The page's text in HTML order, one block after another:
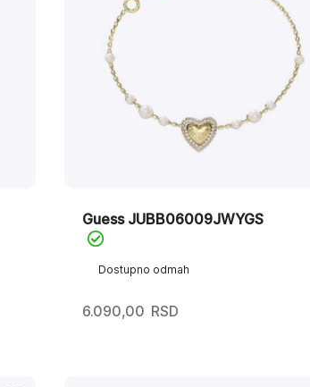
Dostupno odmah
Guess JUBB06009JWYGS
6.090,00 RSD